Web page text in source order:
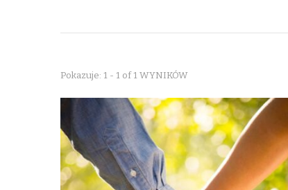
Pokazuje: 1 - 1 of 1 WYNIKÓW